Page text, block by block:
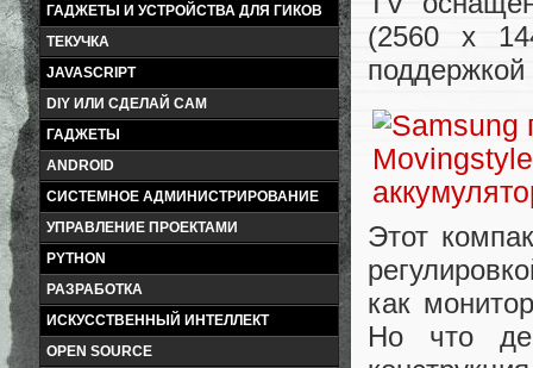
ГАДЖЕТЫ И УСТРОЙСТВА ДЛЯ ГИКОВ
ТЕКУЧКА
JAVASCRIPT
DIY ИЛИ СДЕЛАЙ САМ
ГАДЖЕТЫ
ANDROID
СИСТЕМНОЕ АДМИНИСТРИРОВАНИЕ
УПРАВЛЕНИЕ ПРОЕКТАМИ
PYTHON
РАЗРАБОТКА
ИСКУССТВЕННЫЙ ИНТЕЛЛЕКТ
OPEN SOURCE
(2560 x
поддержкой
Этот
как
Но что